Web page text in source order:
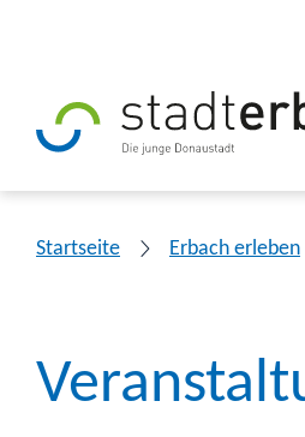
Startseite Erbach erleben